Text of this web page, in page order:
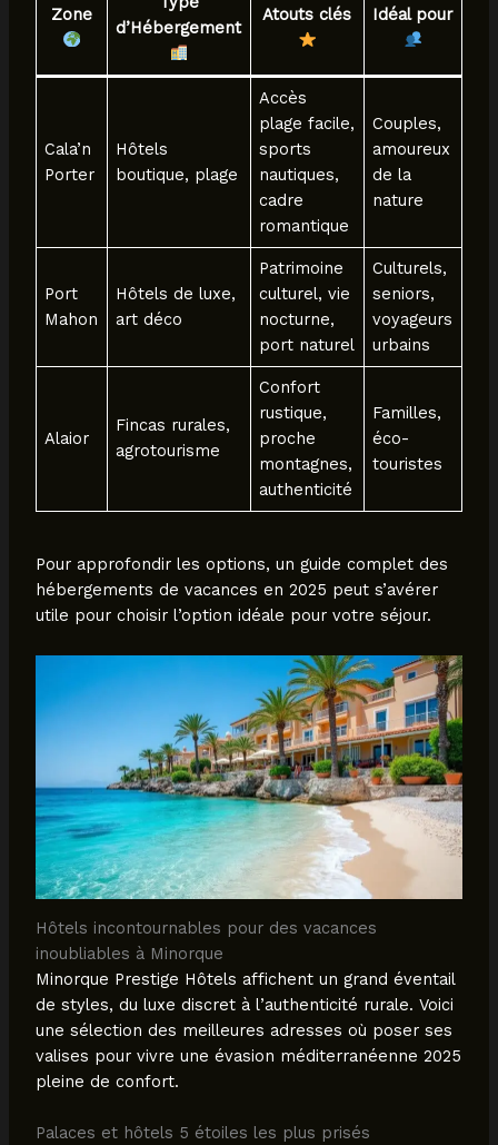
Zone
d’Hébergement
Atouts clés Idéal pour
Cala’n
Porter
Hôtels
boutique, plage
Accès
plage facile,
sports
nautiques,
cadre
romantique
Couples,
amoureux
de la
nature
Port
Mahon
Hôtels de luxe,
art déco
Patrimoine
culturel, vie
nocturne,
port naturel
Culturels,
seniors,
voyageurs
urbains
Alaior
Fincas rurales,
agrotourisme
Confort
rustique,
proche
montagnes,
authenticité
Familles,
éco-
touristes
Pour approfondir les options, un guide complet des
hébergements de vacances en 2025 peut s’avérer
utile pour choisir l’option idéale pour votre séjour.
Hôtels incontournables pour des vacances
inoubliables à Minorque
Minorque Prestige Hôtels affichent un grand éventail
de styles, du luxe discret à l’authenticité rurale. Voici
une sélection des meilleures adresses où poser ses
valises pour vivre une évasion méditerranéenne 2025
pleine de confort.
Palaces et hôtels 5 étoiles les plus prisés